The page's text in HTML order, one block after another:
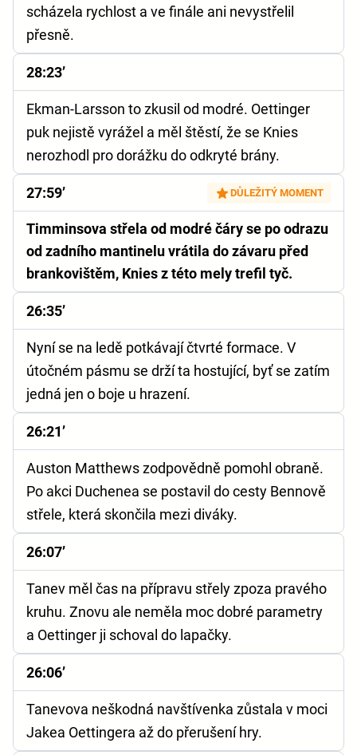
scházela rychlost a ve finále ani nevystřelil
přesně.
28:23’
Ekman-Larsson to zkusil od modré. Oettinger
puk nejistě vyrážel a měl štěstí, že se Knies
nerozhodl pro dorážku do odkryté brány.
27:59’ DŮLEŽITÝ MOMENT
Timminsova střela od modré čáry se po odrazu
od zadního mantinelu vrátila do závaru před
brankovištěm, Knies z této mely trefil tyč.
26:35’
Nyní se na ledě potkávají čtvrté formace. V
útočném pásmu se drží ta hostující, byť se zatím
jedná jen o boje u hrazení.
26:21’
Auston Matthews zodpovědně pomohl obraně.
Po akci Duchenea se postavil do cesty Bennově
střele, která skončila mezi diváky.
26:07’
Tanev měl čas na přípravu střely zpoza pravého
kruhu. Znovu ale neměla moc dobré parametry
a Oettinger ji schoval do lapačky.
26:06’
Tanevova neškodná navštívenka zůstala v moci
Jakea Oettingera až do přerušení hry.